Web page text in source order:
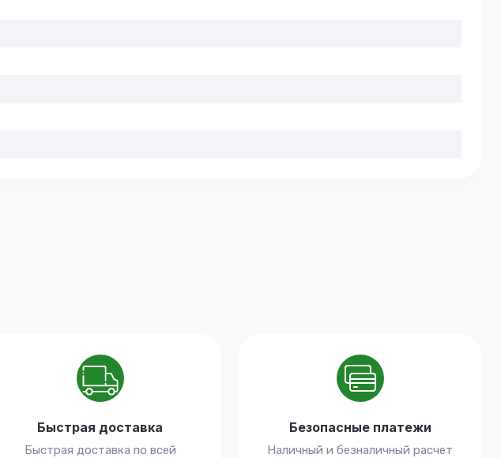
Быстрая доставка
Быстрая доставка по всей
Безопасные платежи
Наличный и безналичный расчет